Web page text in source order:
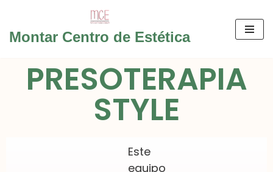
Saltar
contenido
Montar Centro de Estética
PRESOTERAPIA
STYLE
Este
equipo